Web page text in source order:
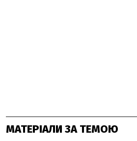
МАТЕРІАЛИ ЗА ТЕМОЮ